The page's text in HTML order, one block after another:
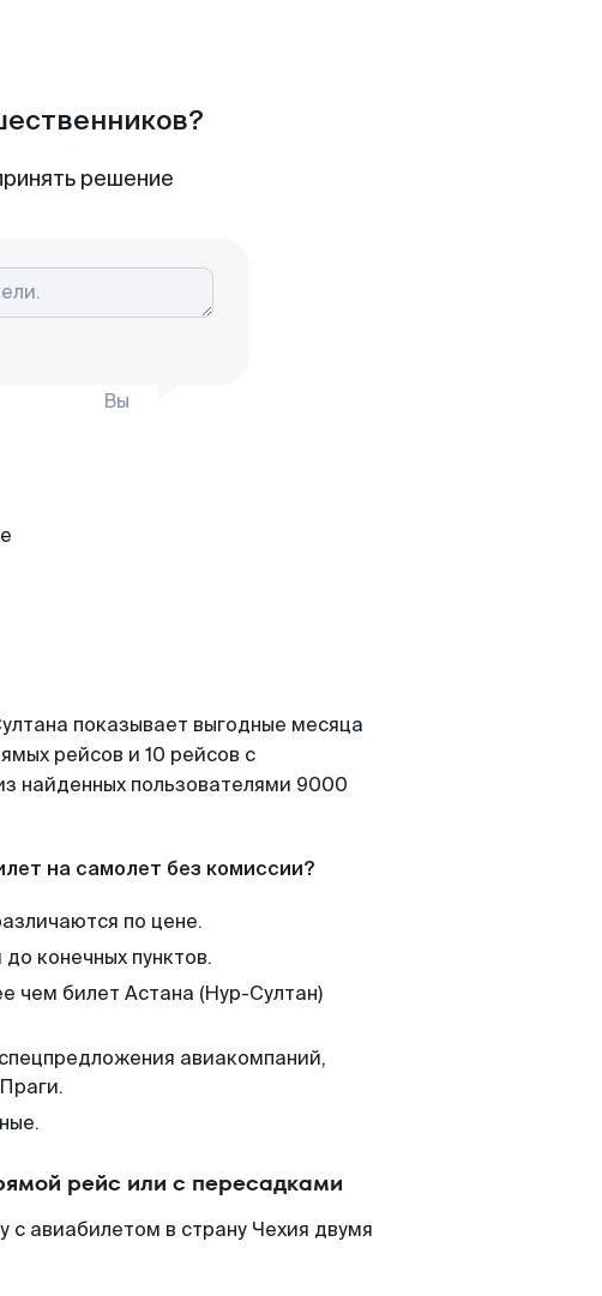
решение
Вы
показывает выгодные месяца
рейсов и 10 рейсов с
найденных пользователями 9000
на самолет без комиссии?
по цене.
конечных пунктов.
чем билет Астана (Нур-Султан)
авиакомпаний,
рейс или с пересадками
авиабилетом в страну Чехия двумя